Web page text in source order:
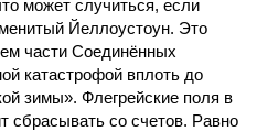
может случиться, если
Йеллоустоун. Это
части Соединённых
катастрофой вплоть до
зимы». Флегрейские поля в
сбрасывать со счетов. Равно